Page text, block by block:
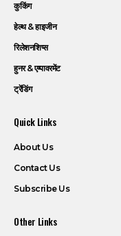
कुकिंग
हेल्थ & हाइजीन
रिलेशनशिप्स
हुनर & एम्पावरमेंट
ट्रेंडिंग
Quick Links
About Us
Contact Us
Subscribe Us
Other Links